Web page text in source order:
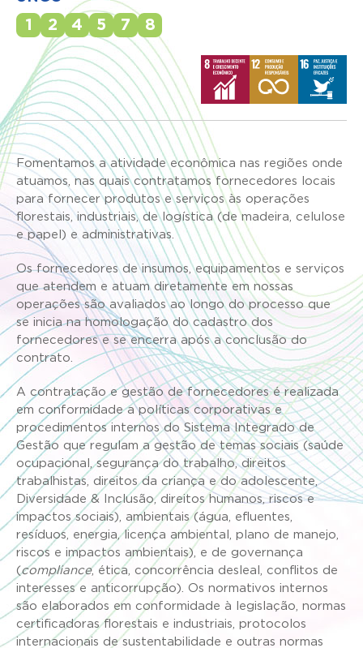
1 2 4 5 7 8
Fomentamos a atividade econômica nas regiões onde
atuamos, nas quais contratamos fornecedores locais
para fornecer produtos e serviços às operações
florestais, industriais, de logística (de madeira, celulose
e papel) e administrativas.
Os fornecedores de insumos, equipamentos e serviços
que atendem e atuam diretamente em nossas
operações são avaliados ao longo do processo que
se inicia na homologação do cadastro dos
fornecedores e se encerra após a conclusão do
contrato.
A contratação e gestão de fornecedores é realizada
em conformidade a políticas corporativas e
procedimentos internos do Sistema Integrado de
Gestão que regulam a gestão de temas sociais (saúde
ocupacional, segurança do trabalho, direitos
trabalhistas, direitos da criança e do adolescente,
Diversidade & Inclusão, direitos humanos, riscos e
impactos sociais), ambientais (água, efluentes,
resíduos, energia, licença ambiental, plano de manejo,
riscos e impactos ambientais), e de governança
(compliance, ética, concorrência desleal, conflitos de
interesses e anticorrupção). Os normativos internos
são elaborados em conformidade à legislação, normas
certificadoras florestais e industriais, protocolos
internacionais de sustentabilidade e outras normas